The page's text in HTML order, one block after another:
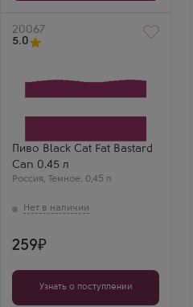
Артикул
20067
5.0
Пиво Black Cat Fat Bastard
Can 0.45 л
Россия, Темное, 0,45 л
259
Узнать о поступлении